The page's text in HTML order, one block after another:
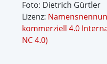
Foto: Dietrich Gürtler
Lizenz:
kommerziell 4.0
NC 4.0)